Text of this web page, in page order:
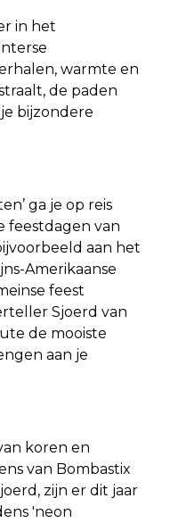
in het
warmte en
de paden
bijzondere
ga je op reis
feestdagen van
aan het
Amerikaanse
feest
Sjoerd van
de mooiste
aan je
koren en
van Bombastix
zijn er dit jaar
'neon